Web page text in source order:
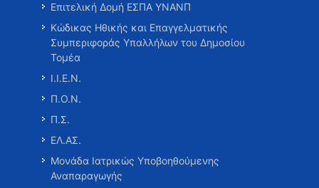
Επιτελική Δομή ΕΣΠΑ ΥΝΑΝΠ
Κώδικας Ηθικής και Επαγγελματικής
Συμπεριφοράς Υπαλλήλων του Δημοσίου
Τομέα
Ι.Ι.Ε.Ν.
Π.Ο.Ν.
Π.Σ.
ΕΛ.ΑΣ.
Μονάδα Ιατρικώς Υποβοηθούμενης
Αναπαραγωγής